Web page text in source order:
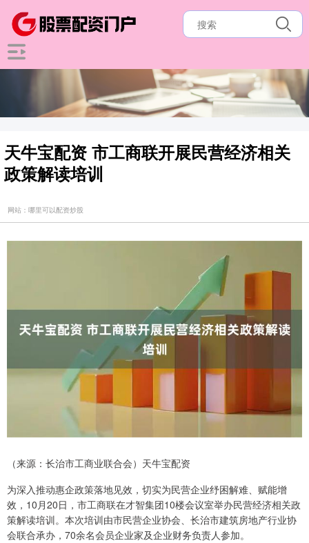
天牛宝配资 市工商联开展民营经济相关
政策解读培训
网站：哪里可以配资炒股
（来源：长治市工商业联合会）天牛宝配资
为深入推动惠企政策落地见效，切实为民营企业纾困解难、赋能增
效，10月20日，市工商联在才智集团10楼会议室举办民营经济相关政
策解读培训。本次培训由市民营企业协会、长治市建筑房地产行业协
会联合承办，70余名会员企业家及企业财务负责人参加。